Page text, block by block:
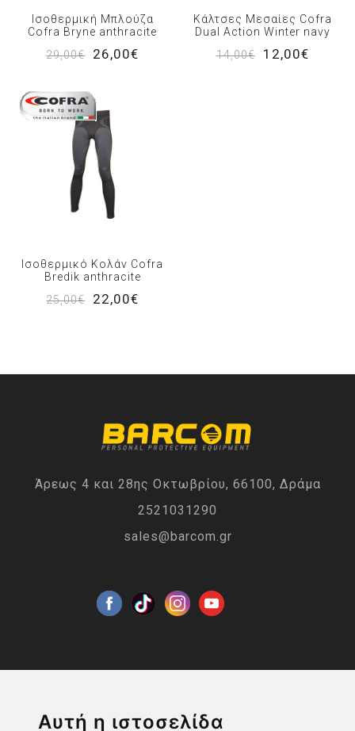
Αυτή η ιστοσελίδα
Ισοθερμική Μπλούζα
Cofra Bryne anthracite
29,00€
26,00€
Κάλτσες Μεσαίες Cofra
Dual Action Winter navy
14,00€
12,00€
Ισοθερμικό Κολάν Cofra
Bredik anthracite
25,00€
22,00€
Άρεως 4 και 28ης Οκτωβρίου, 66100, Δράμα
2521031290
sales@barcom.gr